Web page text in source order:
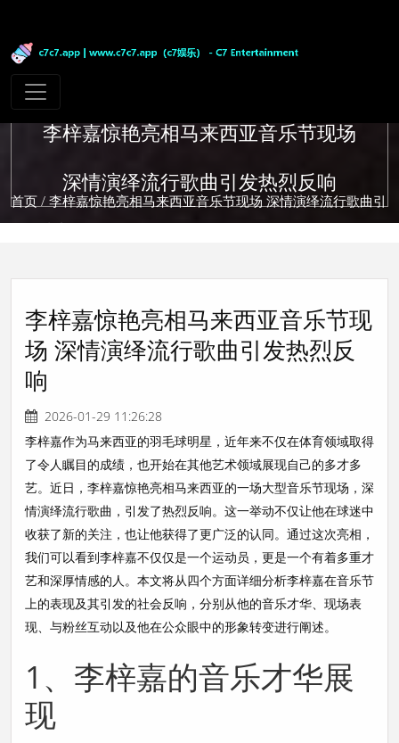
李梓嘉惊艳亮相马来西亚音乐节现场
深情演绎流行歌曲引发热烈反响
首页 / 李梓嘉惊艳亮相马来西亚音乐节现场 深情演绎流行歌曲引
发热烈反响
李梓嘉惊艳亮相马来西亚音乐节现
场 深情演绎流行歌曲引发热烈反
响
2026-01-29 11:26:28
李梓嘉作为马来西亚的羽毛球明星，近年来不仅在体育领域取得
了令人瞩目的成绩，也开始在其他艺术领域展现自己的多才多
艺。近日，李梓嘉惊艳亮相马来西亚的一场大型音乐节现场，深
情演绎流行歌曲，引发了热烈反响。这一举动不仅让他在球迷中
收获了新的关注，也让他获得了更广泛的认同。通过这次亮相，
我们可以看到李梓嘉不仅仅是一个运动员，更是一个有着多重才
艺和深厚情感的人。本文将从四个方面详细分析李梓嘉在音乐节
上的表现及其引发的社会反响，分别从他的音乐才华、现场表
现、与粉丝互动以及他在公众眼中的形象转变进行阐述。
1、李梓嘉的音乐才华展
现